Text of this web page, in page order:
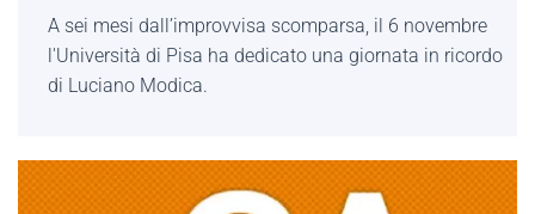
A sei mesi dall’improvvisa scomparsa, il 6 novembre
l'Università di Pisa ha dedicato una giornata in ricordo
di Luciano Modica.